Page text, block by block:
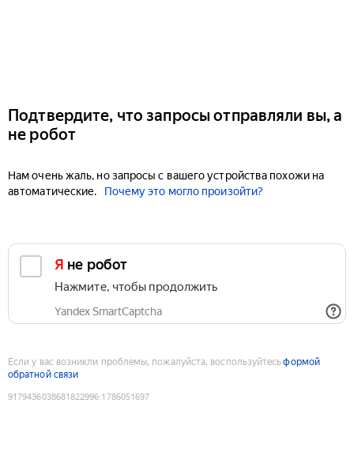
Подтвердите, что запросы отправляли вы, а
не робот
Нам очень жаль, но запросы с вашего устройства похожи на
автоматические.
Почему это могло произойти?
Я не робот
Нажмите, чтобы продолжить
Yandex SmartCaptcha
Если у вас возникли проблемы, пожалуйста, воспользуйтесьформой
обратной связи
9179436038681822996:1786051697